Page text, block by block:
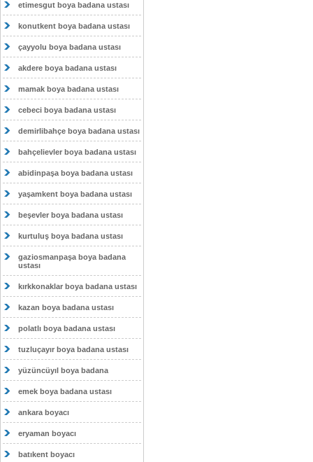
etimesgut boya badana ustası
konutkent boya badana ustası
çayyolu boya badana ustası
akdere boya badana ustası
mamak boya badana ustası
cebeci boya badana ustası
demirlibahçe boya badana ustası
bahçelievler boya badana ustası
abidinpaşa boya badana ustası
yaşamkent boya badana ustası
beşevler boya badana ustası
kurtuluş boya badana ustası
gaziosmanpaşa boya badana
ustası
kırkkonaklar boya badana ustası
kazan boya badana ustası
polatlı boya badana ustası
tuzluçayır boya badana ustası
yüzüncüyıl boya badana
emek boya badana ustası
ankara boyacı
eryaman boyacı
batıkent boyacı